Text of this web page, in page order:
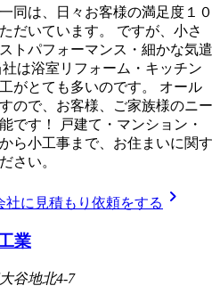
同は、日々お客様の満足度１０
だいています。 ですが、小さ
トパフォーマンス・細かな気遣
は浴室リフォーム・キッチン
がとても多いのです。 オール
ので、お客様、ご家族様のニー
です！ 戸建て・マンション・
ら小工事まで、お住まいに関す
さい。
社に見積もり依頼をする chevron_right
業
谷地北4-7